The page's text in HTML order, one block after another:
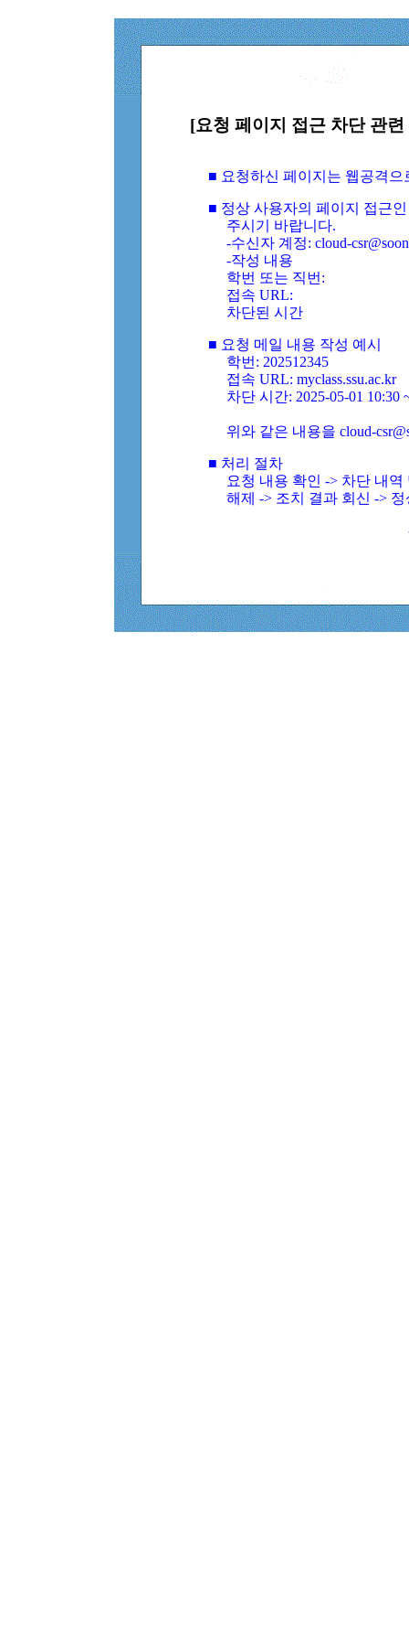
[요청 페이지 접근 차단 관
■ 요청하신 페이지는 웹공격
■ 정상 사용자의 페이지 접근
주시기 바랍니다.
-수신자 계정: cloud-
-작성 내용
학번 또는 직번:
접속 URL:
차단된 시간
■ 요청 메일 내용 작성 예시
학번: 202512345
접속 URL: myclass.ssu.ac.kr
차단 시간: 2025-05-01 10:30
위와 같은 내용을 cloud-
■ 처리 절차
요청 내용 확인 -> 차단 내
해제 -> 조치 결과 회신 ->